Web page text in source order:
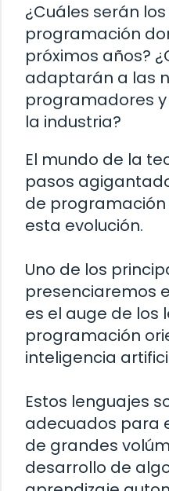
¿Cuáles serán
programación
próximos años?
adaptarán a las
programadores
la industria?
El mundo de la
pasos
de programación
esta evolución.
Uno de los
presenciaremos
es el auge de los
programación
inteligencia
Estos lenguajes
adecuados para
de grandes
desarrollo de